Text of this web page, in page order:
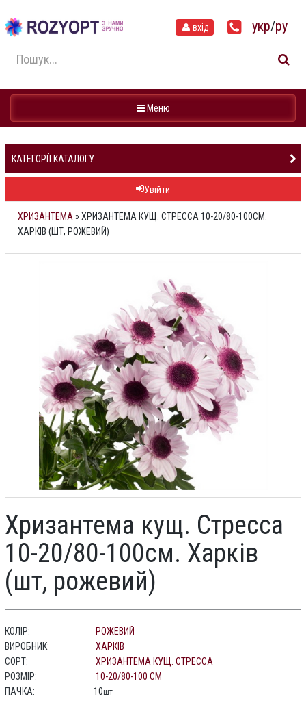
вхід укр/ру
Навігація
Меню
КАТЕГОРІЇ КАТАЛОГУ
Увійти
ХРИЗАНТЕМА »ХРИЗАНТЕМА КУЩ. СТРЕССА 10-20/80-100СМ.
ХАРКІВ (ШТ, РОЖЕВИЙ)
Хризантема кущ. Стресса
10-20/80-100см. Харків
(шт, рожевий)
КОЛІР:
РОЖЕВИЙ
ВИРОБНИК:
ХАРКІВ
СОРТ:
ХРИЗАНТЕМА КУЩ. СТРЕССА
РОЗМІР:
10-20/80-100 СМ
ПАЧКА:
10шт